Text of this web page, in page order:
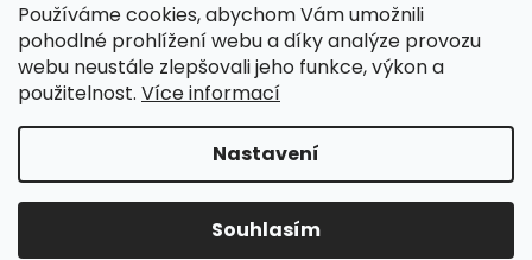
Používáme cookies, abychom Vám umožnili
pohodlné prohlížení webu a díky analýze provozu
webu neustále zlepšovali jeho funkce, výkon a
použitelnost. Více informací
Nastavení
Souhlasím
31.7.-8.8. DOVOLENÁ, objednávky a dotazy vyřídíme
po dovolené. Během dovolené nevyřizujeme